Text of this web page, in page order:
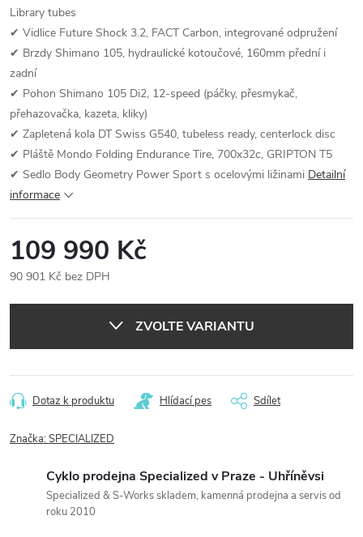
Library tubes
✔ Vidlice Future Shock 3.2, FACT Carbon, integrované odpružení
✔ Brzdy Shimano 105, hydraulické kotoučové, 160mm přední i
zadní
✔ Pohon Shimano 105 Di2, 12-speed (páčky, přesmykač,
přehazovačka, kazeta, kliky)
✔ Zapletená kola DT Swiss G540, tubeless ready, centerlock disc
✔ Pláště Mondo Folding Endurance Tire, 700x32c, GRIPTON T5
✔ Sedlo Body Geometry Power Sport s ocelovými ližinami Detailní
informace
109 990 Kč
90 901 Kč bez DPH
ZVOLTE VARIANTU
Dotaz k produktu Hlídací pes Sdílet
Značka:SPECIALIZED
Cyklo prodejna Specialized v Praze - Uhříněvsi
Specialized & S-Works skladem, kamenná prodejna a servis od
roku 2010